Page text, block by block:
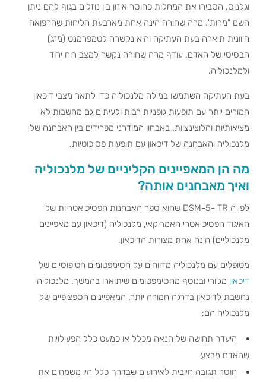
וגלנוס, הסבירו את המחלות כחוסר איזון בין נוזלים בגוף להם ניתן
השם "מרות". מרה שחורה הינה אחת מארבעת הליחות שהרפואה
היוונית תיארה בעת העתיקה והיא נקשרה לטמפרמנט (מזג)
הבסיסי של האדם. עודף מרה שחורה נקשר למצב רוח ירוד
ולמלנכוליה.
בעת העתיקה השתמשו במילה מלנכוליה כדי לתאר מצבי דיכאון
חמורים יותר עם תופעות גופניות רבות ולעיתים גם מחשבות לא
מציאותיות והלוצינציות. באבחון המודרני מפרידים בין האבחנה של
מלנכוליה והאבחנה של דיכאון עם תופעות פסיכוטיות.
מה הן המאפיינים הקליניים של מלנכוליה
ואיך מאבחנים אותה?
לפי ה DSM-5- TR שהוא ספר האבחנות הפסיכיאטריות של
האיגוד הפסיכיאטרי האמריקאי, מלנכוליה (דיכאון עם מאפיינים
מלנכוליים) הינה אחת מצורות הדיכאון.
מטופלים עם מלנכוליה מדווחים על הסימפטומים הטיפוסיים של
דיכאון מג'ורי ובנוסף מהסימפטומים שיתוארו בהמשך. מלנכוליה
נחשבת לדיכאון בדרגה חמורה יותר. המאפיינים הספציפיים של
מלנכוליה הם:
היעדר תחושה של הנאה מכלל או כמעט כלל הפעילויות
שהאדם מבצע
חוסר תגובה חיובית לאירועים שבדרך כלל היו משמחים את